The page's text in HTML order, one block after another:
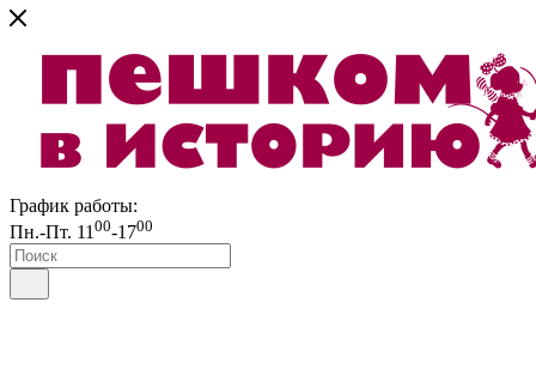
График работы:
Пн.-Пт. 11 00-1700